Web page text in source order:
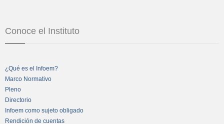
Conoce el Instituto
¿Qué es el Infoem?
Marco Normativo
Pleno
Directorio
Infoem como sujeto obligado
Rendición de cuentas